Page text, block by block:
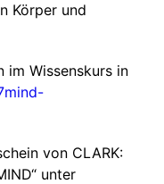
Körper und
Wissenskurs in
von CLARK:
unter